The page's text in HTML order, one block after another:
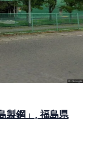
製鋼」, 福島県